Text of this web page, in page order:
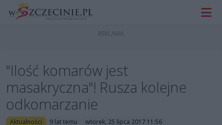
"Ilość komarów jest
masakryczna"! Rusza kolejne
odkomarzanie
Aktualności 9 lat temu wtorek, 25 lipca 2017 11:56